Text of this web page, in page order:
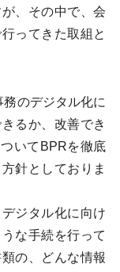
、その中で、会
ってきた取組と
のデジタル化に
るか、改善でき
いてBPRを徹底
針としておりま
ジタル化に向け
な手続を行って
の、どんな情報